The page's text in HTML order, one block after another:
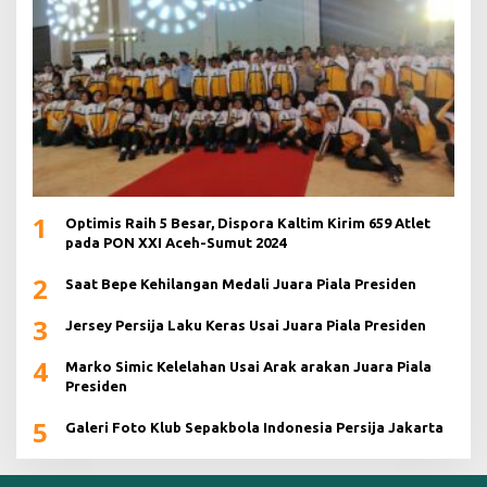
1
Optimis Raih 5 Besar, Dispora Kaltim Kirim 659 Atlet
pada PON XXI Aceh-Sumut 2024
2 Saat Bepe Kehilangan Medali Juara Piala Presiden
3 Jersey Persija Laku Keras Usai Juara Piala Presiden
4
Marko Simic Kelelahan Usai Arak arakan Juara Piala
Presiden
5 Galeri Foto Klub Sepakbola Indonesia Persija Jakarta